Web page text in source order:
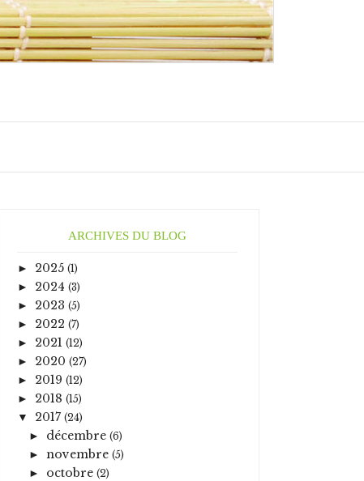
ARCHIVES DU BLOG
► 2025 (1)
► 2024 (3)
► 2023 (5)
► 2022 (7)
► 2021 (12)
► 2020 (27)
► 2019 (12)
► 2018 (15)
▼ 2017 (24)
► décembre (6)
► novembre (5)
► octobre (2)